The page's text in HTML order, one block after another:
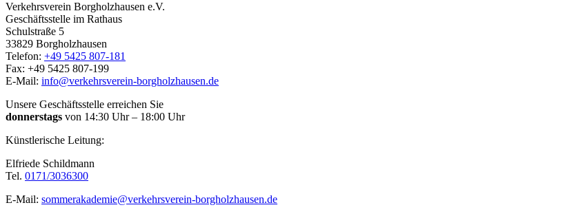
Verkehrsverein Borgholzhausen e.V.
Geschäftsstelle im Rathaus
Schulstraße 5
33829 Borgholzhausen
Telefon: +49 5425 807-181
Fax: +49 5425 807-199
E-Mail: info@verkehrsverein-borgholzhausen.de
Unsere Geschäftsstelle erreichen Sie
donnerstags von 14:30 Uhr – 18:00 Uhr
Künstlerische Leitung:
Elfriede Schildmann
Tel. 0171/3036300
E-Mail: sommerakademie@verkehrsverein-borgholzhausen.de